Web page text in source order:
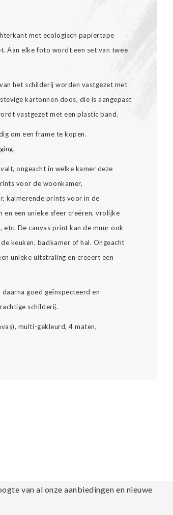
met ecologisch papiertape
Aan elke foto wordt een set van twee
het schilderij worden vastgezet met
kartonnen doos, die is aangepast
vastgezet met een plastic band.
om een frame te kopen.
ongeacht in welke kamer deze
voor de woonkamer,
kalmerende prints voor in de
een unieke sfeer creëren, vrolijke
De canvas print kan de muur ook
keuken, badkamer of hal. Ongeacht
unieke uitstraling en creëert een
goed geïnspecteerd en
schilderij.
multi-gekleurd, 4 maten,
van al onze aanbiedingen en nieuwe